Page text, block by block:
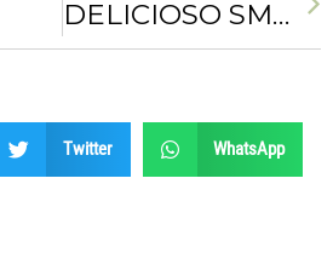
DELICIOSO SMOOTHIE VIKIKA TEAM
Twitter WhatsApp